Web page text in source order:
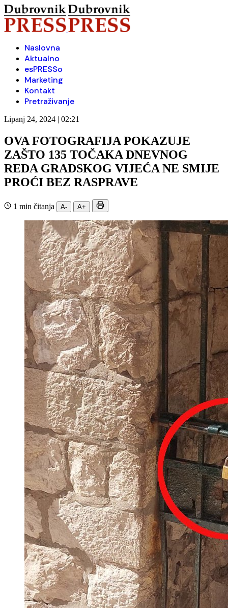
Naslovna
Aktualno
esPRESSo
Marketing
Kontakt
Pretraživanje
Lipanj 24, 2024 | 02:21
OVA FOTOGRAFIJA POKAZUJE
ZAŠTO 135 TOČAKA DNEVNOG
REDA GRADSKOG VIJEĆA NE SMIJE
PROĆI BEZ RASPRAVE
1 min čitanja A- A+